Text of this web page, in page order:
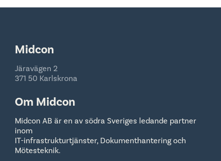
Midcon
Järavägen 2
371 50 Karlskrona
Om Midcon
Midcon AB är en av södra Sveriges ledande partner
inom
IT-infrastrukturtjänster, Dokumenthantering och
Mötesteknik.